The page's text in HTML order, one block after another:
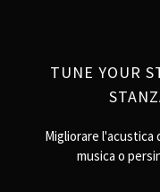
TUNE YOUR
Migliorare l'acustica
musica o